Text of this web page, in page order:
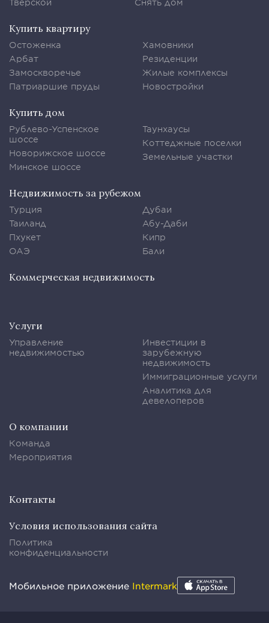
Тверской
Снять дом
Купить квартиру
Остоженка
Арбат
Замоскворечье
Патриаршие пруды
Хамовники
Резиденции
Жилые комплексы
Новостройки
Купить дом
Рублево-Успенское
шоссе
Новорижское шоссе
Минское шоссе
Таунхаусы
Коттеджные поселки
Земельные участки
Недвижимость за рубежом
Турция
Таиланд
Пхукет
ОАЭ
Дубаи
Абу-Даби
Кипр
Бали
Коммерческая недвижимость
Услуги
Управление
недвижимостью
Инвестиции в
зарубежную
недвижимость
Иммиграционные услуги
Аналитика для
девелоперов
О компании
Команда
Мероприятия
Контакты
Условия использования сайта
Политика
конфиденциальности
Мобильное приложение Intermark